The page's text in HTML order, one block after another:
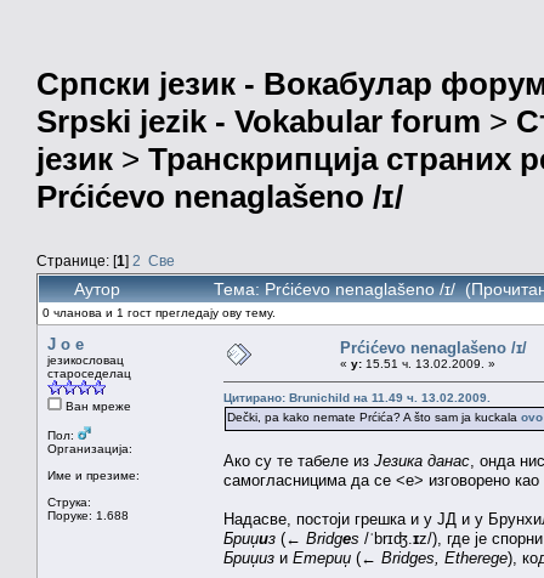
Српски језик - Вокабулар
Srpski jezik - Vokabular forum >
језик > Транскрипција страних
Prćićevo nenaglašeno /ɪ/
Странице: [1] 2 Све
Аутор Тема: Prćićevo nenaglašeno /ɪ/
0 чланова и 1 гост прегледају ову тему.
J o e
језикословац
староседелац
Ван мреже
Пол:
Организација:
Име и презиме:
Струка:
Поруке: 1.688
Prćićevo nenaglašeno /ɪ/
« у: 15.51 ч. 13.02.2009. »
Цитирано: Brunichild на 11.49 ч. 13.02.2009.
Dečki, pa kako nemate Prćića? A što sam ja kuckala ovo
Ако су те табеле из Језика данас , онда
самогласницима да се <e> изговорено
Надасве, постоји грешка и у ЈД и у
Бриџиз (← Bridges /ˈbrɪʤ. ɪz/), где је
Бриџиз и Етериџ (← Bridges, Etherege),